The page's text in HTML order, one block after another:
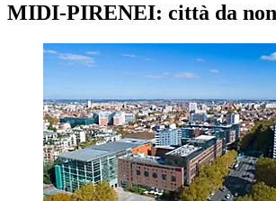
MIDI-PIRENEI: città da